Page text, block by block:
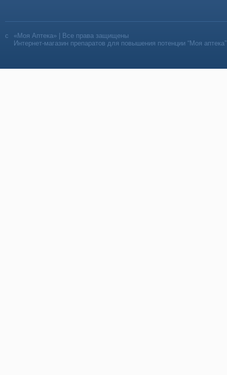
«Моя Аптека» | Все права защищены
Интернет-магазин препаратов для повышения потенции “Моя